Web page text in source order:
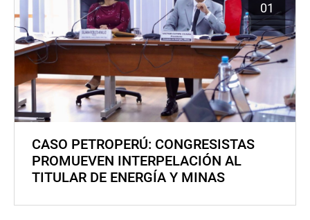
01
CASO PETROPERÚ: CONGRESISTAS
PROMUEVEN INTERPELACIÓN AL
TITULAR DE ENERGÍA Y MINAS